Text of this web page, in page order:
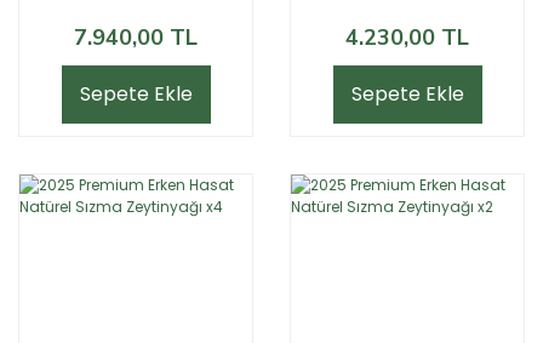
7.940,00 TL
Sepete Ekle
4.230,00 TL
Sepete Ekle